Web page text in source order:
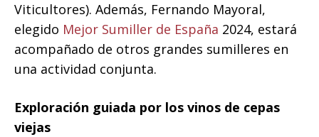
Viticultores). Además, Fernando Mayoral,
elegido Mejor Sumiller de España 2024, estará
acompañado de otros grandes sumilleres en
una actividad conjunta.
Exploración guiada por los vinos de cepas
viejas